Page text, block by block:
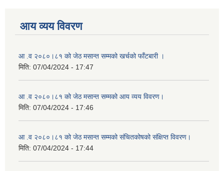
आय व्यय विवरण
आ .व २०८०।८१ को जेठ मसान्त सम्मको खर्चको फाँटबारी ।
मिति: 07/04/2024 - 17:47
आ .व २०८०।८१ को जेठ मसान्त सम्मको आय व्यय विवरण।
मिति: 07/04/2024 - 17:46
आ .व २०८०।८१ को जेठ मसान्त सम्मको संचितकोषको संक्षिप्त विवरण।
मिति: 07/04/2024 - 17:44